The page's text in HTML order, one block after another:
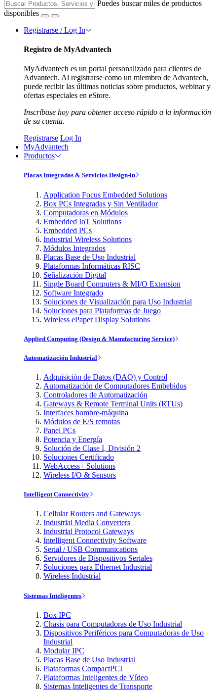
Puedes buscar miles de productos
disponibles
Registrarse / Log In
Registro de MyAdvantech
MyAdvantech es un portal personalizado para clientes de
Advantech. Al registrarse como un miembro de Advantech,
puede recibir las últimas noticias sobre productos, webinar y
ofertas especiales en eStore.
Inscríbase hoy para obtener acceso rápido a la información
de su cuenta.
Registrarse Log In
MyAdvantech
Productos
Placas Integradas & Servicios Design-in
Application Focus Embedded Solutions
Box PCs Integradas y Sin Ventilador
Computadoras en Módulos
Embedded IoT Solutions
Embedded PCs
Industrial Wireless Solutions
Módulos Integrados
Placas Base de Uso Industrial
Plataformas Informáticas RISC
Señalización Digital
Single Board Computers & MI/O Extension
Software Integrado
Soluciones de Visualización para Uso Industrial
Soluciones para Plataformas de Juego
Wireless ePaper Display Solutions
Applied Computing (Design & Manufacturing Service)
Automatización Industrial
Adquisición de Datos (DAQ) y Control
Automatización de Computadores Embebidos
Controladores de Automatización
Gateways & Remote Terminal Units (RTUs)
Interfaces hombre-máquina
Módulos de E/S remotas
Panel PCs
Potencia y Energía
Solución de Clase I, División 2
Soluciones Certificado
WebAccess+ Solutions
Wireless I/O & Sensors
Intelligent Connectivity
Cellular Routers and Gateways
Industrial Media Converters
Industrial Protocol Gateways
Intelligent Connectivity Software
Serial / USB Communications
Servidores de Dispositivos Seriales
Soluciones para Ethernet Industrial
Wireless Industrial
Sistemas Inteligentes
Box IPC
Chasis para Computadoras de Uso Industrial
Dispositivos Periféricos para Computadoras de Uso
Industrial
Modular IPC
Placas Base de Uso Industrial
Plataformas CompactPCI
Plataformas Inteligentes de Vídeo
Sistemas Inteligentes de Transporte